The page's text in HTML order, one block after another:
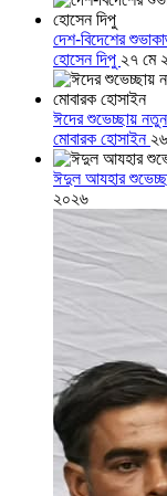
দেশ-বিদেশের
হোসেন দিপু ২৭ মে
ঈদের শুভেচ্ছায় নতুন
মোবারক হোসাইন
ঈদুল আযহার শুভেচ্ছা
২০২৬